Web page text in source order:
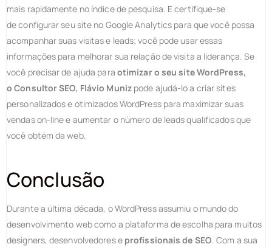
mais rapidamente no índice de pesquisa. E certifique-se
de configurar seu site no Google Analytics para que você possa
acompanhar suas visitas e leads; você pode usar essas
informações para melhorar sua relação de visita a liderança. Se
você precisar de ajuda para otimizar o seu site WordPress,
o Consultor SEO, Flávio Munizpode ajudá-lo a criar sites
personalizados e otimizados WordPress para maximizar suas
vendas on-line e aumentar o número de leads qualificados que
você obtém da web.
Conclusão
Durante a última década, o WordPress assumiu o mundo do
desenvolvimento web como a plataforma de escolha para muitos
designers, desenvolvedores e profissionais de SEO. Com a sua